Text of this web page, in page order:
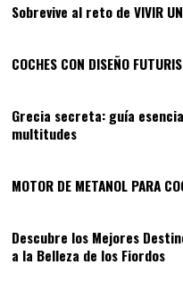
Sobrevive al reto de VIVIR UN
COCHES CON DISEÑO
Grecia secreta: guía
multitudes
MOTOR DE METANOL PARA
Descubre los Mejores
a la Belleza de los Fiordos